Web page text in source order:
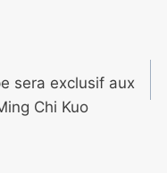
sera exclusif aux
Chi Kuo